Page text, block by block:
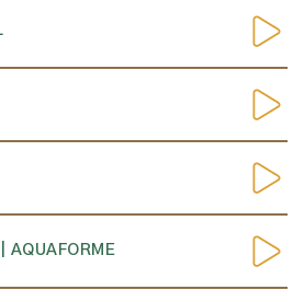
AQUAFORME